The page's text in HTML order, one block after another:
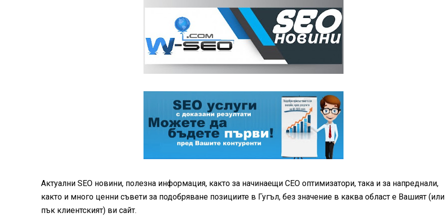
Актуални SEO новини, полезна информация, както за начинаещи СЕО оптимизатори, така и за напреднали,
както и много ценни съвети за подобряване позициите в Гугъл, без значение в каква област е Вашият (или
пък клиентският) ви сайт.